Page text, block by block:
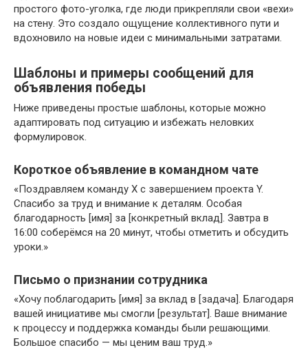
простого фото-уголка, где люди прикрепляли свои «вехи»
на стену. Это создало ощущение коллективного пути и
вдохновило на новые идеи с минимальными затратами.
Шаблоны и примеры сообщений для
объявления победы
Ниже приведены простые шаблоны, которые можно
адаптировать под ситуацию и избежать неловких
формулировок.
Короткое объявление в командном чате
«Поздравляем команду X с завершением проекта Y.
Спасибо за труд и внимание к деталям. Особая
благодарность [имя] за [конкретный вклад]. Завтра в
16:00 соберёмся на 20 минут, чтобы отметить и обсудить
уроки.»
Письмо о признании сотрудника
«Хочу поблагодарить [имя] за вклад в [задача]. Благодаря
вашей инициативе мы смогли [результат]. Ваше внимание
к процессу и поддержка команды были решающими.
Большое спасибо — мы ценим ваш труд.»